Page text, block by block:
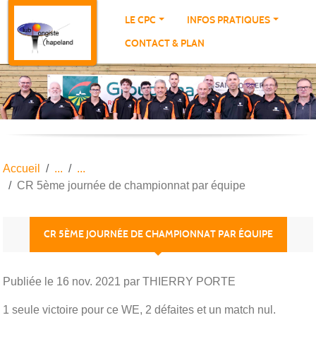
LE CPC
INFOS PRATIQUES
CONTACT & PLAN
Accueil
CR 5ème journée de championnat par équipe
CR 5ÈME JOURNÉE DE CHAMPIONNAT PAR ÉQUIPE
Publiée le 16 nov. 2021 par THIERRY PORTE
1 seule victoire pour ce WE, 2 défaites et un match nul.
Panneau de gestion des cookies